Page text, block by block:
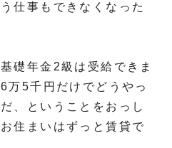
仕事もできなくなった
礎年金2級は受給できま
万5千円だけでどうやっ
、ということをおっし
住まいはずっと賃貸で